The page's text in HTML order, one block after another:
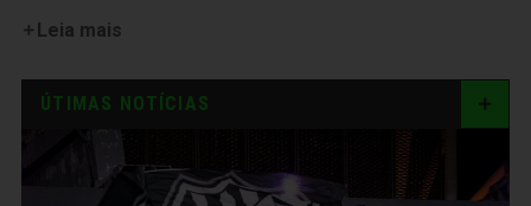
Leia mais
ÚTIMAS NOTÍCIAS